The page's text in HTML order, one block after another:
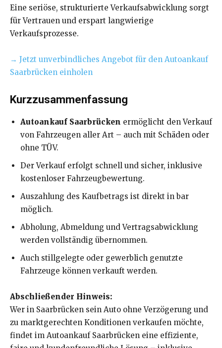
Eine seriöse, strukturierte Verkaufsabwicklung sorgt
für Vertrauen und erspart langwierige
Verkaufsprozesse.
→ Jetzt unverbindliches Angebot für den Autoankauf
Saarbrücken einholen
Kurzzusammenfassung
Autoankauf Saarbrücken ermöglicht den Verkauf
von Fahrzeugen aller Art – auch mit Schäden oder
ohne TÜV.
Der Verkauf erfolgt schnell und sicher, inklusive
kostenloser Fahrzeugbewertung.
Auszahlung des Kaufbetrags ist direkt in bar
möglich.
Abholung, Abmeldung und Vertragsabwicklung
werden vollständig übernommen.
Auch stillgelegte oder gewerblich genutzte
Fahrzeuge können verkauft werden.
Abschließender Hinweis:
Wer in Saarbrücken sein Auto ohne Verzögerung und
zu marktgerechten Konditionen verkaufen möchte,
findet im Autoankauf Saarbrücken eine effiziente,